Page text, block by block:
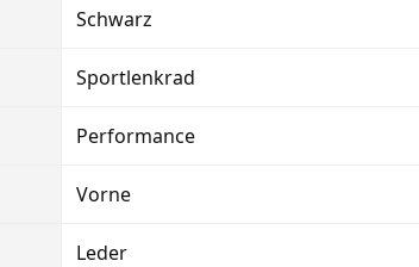
Schwarz
Sportlenkrad
Performance
Vorne
Leder